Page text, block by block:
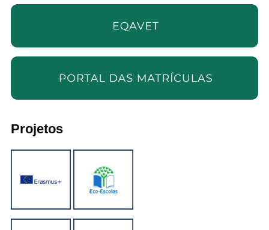
Projetos